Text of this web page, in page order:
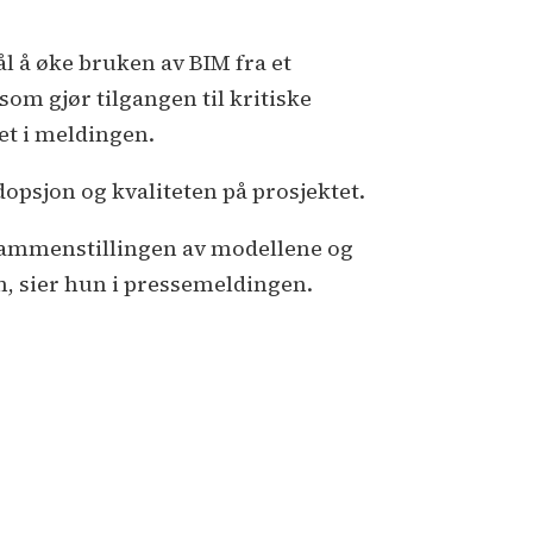
å øke bruken av BIM fra et
gjør tilgangen til kritiske
i meldingen.
og kvaliteten på prosjektet.
av modellene og
sier hun i pressemeldingen.